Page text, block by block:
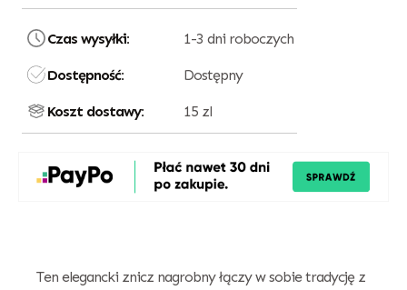
Czas wysyłki: 1-3 dni roboczych
Dostępność: Dostępny
Koszt dostawy: 15 zl
Ten elegancki znicz nagrobny łączy w sobie tradycję z